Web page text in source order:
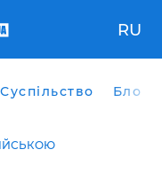
RU
Суспільство Блоги